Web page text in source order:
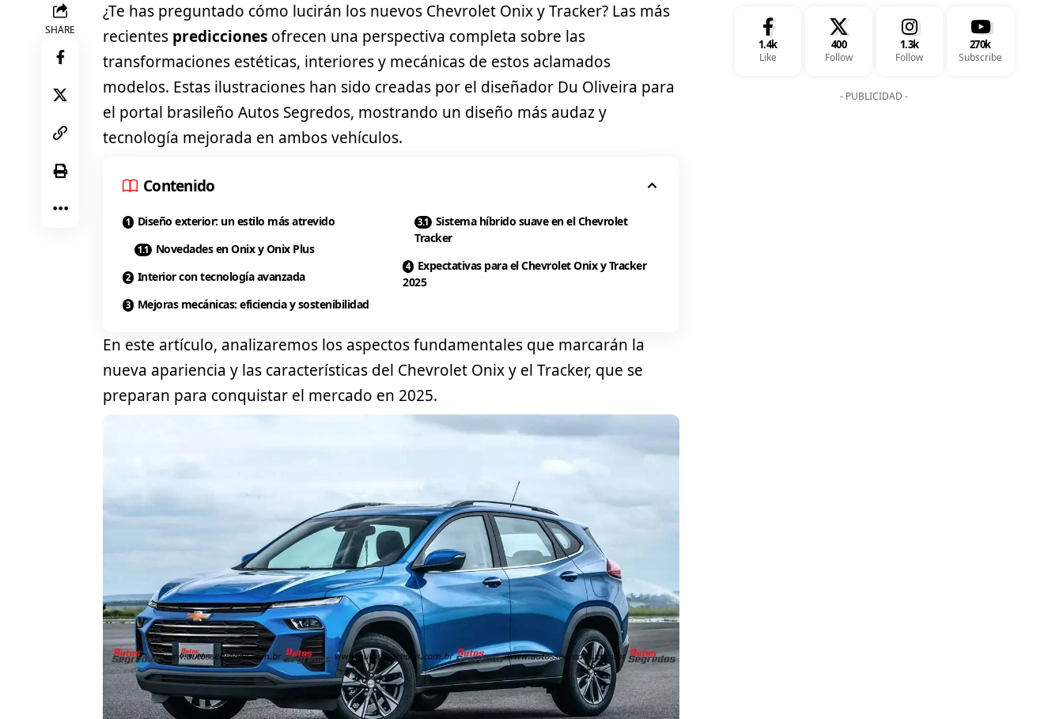
SHARE
¿Te has preguntado cómo lucirán los nuevos Chevrolet Onix y Tracker? Las más
recientes predicciones ofrecen una perspectiva completa sobre las
transformaciones estéticas, interiores y mecánicas de estos aclamados
modelos. Estas ilustraciones han sido creadas por el diseñador Du Oliveira para
el portal brasileño Autos Segredos, mostrando un diseño más audaz y
tecnología mejorada en ambos vehículos.
Contenido
Diseño exterior: un estilo más atrevido
Novedades en Onix y Onix Plus
Interior con tecnología avanzada
Mejoras mecánicas: eficiencia y sostenibilidad
Sistema híbrido suave en el Chevrolet
Tracker
Expectativas para el Chevrolet Onix y Tracker
2025
En este artículo, analizaremos los aspectos fundamentales que marcarán la
nueva apariencia y las características del Chevrolet Onix y el Tracker, que se
preparan para conquistar el mercado en 2025.
1.4k
Like
400
Follow
1.3k
Follow
270k
Subscribe
- PUBLICIDAD -